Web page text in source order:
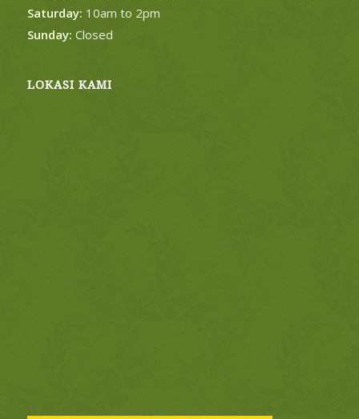
Saturday: 10am to 2pm
Sunday: Closed
LOKASI KAMI